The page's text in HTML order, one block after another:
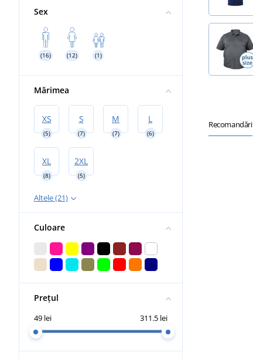
Sex
(16) (12) (1)
Mărimea
XS
(5)
S
(7)
M
(7)
L
(6)
XL
(8)
2XL
(5)
Altele (21)
Culoare
Prețul
49 lei 311.5 lei
Recomandări